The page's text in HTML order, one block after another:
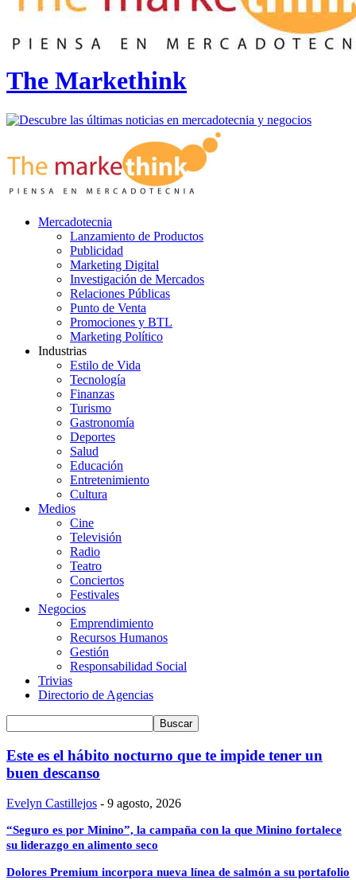
The Markethink
Mercadotecnia
Lanzamiento de Productos
Publicidad
Marketing Digital
Investigación de Mercados
Relaciones Públicas
Punto de Venta
Promociones y BTL
Marketing Político
Industrias
Estilo de Vida
Tecnología
Finanzas
Turismo
Gastronomía
Deportes
Salud
Educación
Entretenimiento
Cultura
Medios
Cine
Televisión
Radio
Teatro
Conciertos
Festivales
Negocios
Emprendimiento
Recursos Humanos
Gestión
Responsabilidad Social
Trivias
Directorio de Agencias
Este es el hábito nocturno que te impide tener un
buen descanso
Evelyn Castillejos - 9 agosto, 2026
“Seguro es por Minino”, la campaña con la que Minino fortalece
su liderazgo en alimento seco
Dolores Premium incorpora nueva línea de salmón a su portafolio